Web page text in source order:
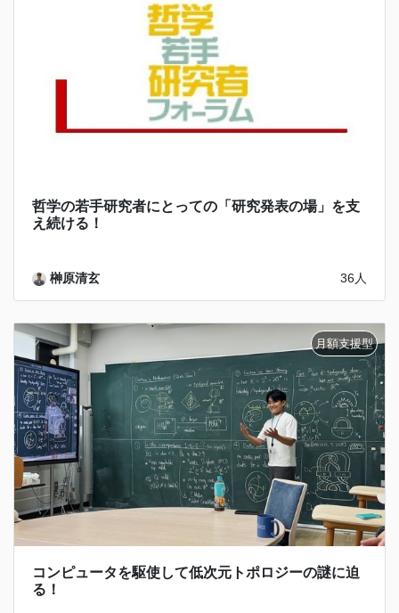
哲学の若手研究者にとっての「研究発表の場」を支
え続ける！
榊原清玄 36人
コンピュータを駆使して低次元トポロジーの謎に迫
る！